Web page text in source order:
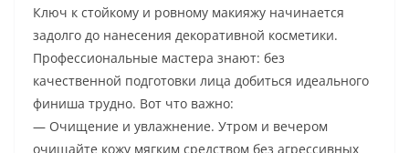
Ключ к стойкому и ровному макияжу начинается
задолго до нанесения декоративной косметики.
Профессиональные мастера знают: без
качественной подготовки лица добиться идеального
финиша трудно. Вот что важно:
— Очищение и увлажнение. Утром и вечером
очищайте кожу мягким средством без агрессивных